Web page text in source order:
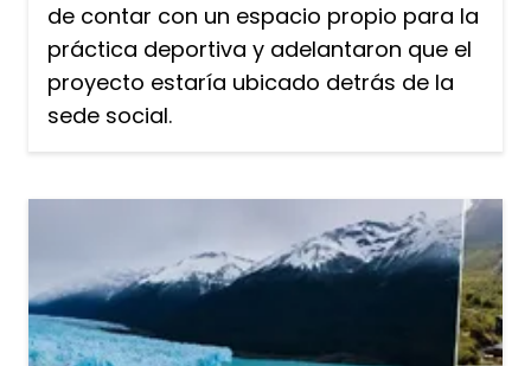
de contar con un espacio propio para la
práctica deportiva y adelantaron que el
proyecto estaría ubicado detrás de la
sede social.